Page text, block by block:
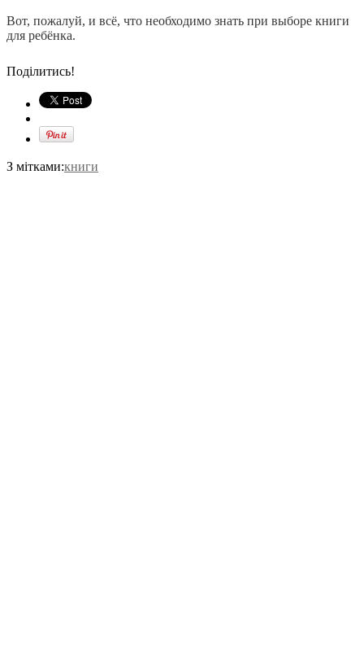
Вот, пожалуй, и всё, что необходимо знать при выборе книги
для ребёнка.
Поділитись!
З мітками:книги